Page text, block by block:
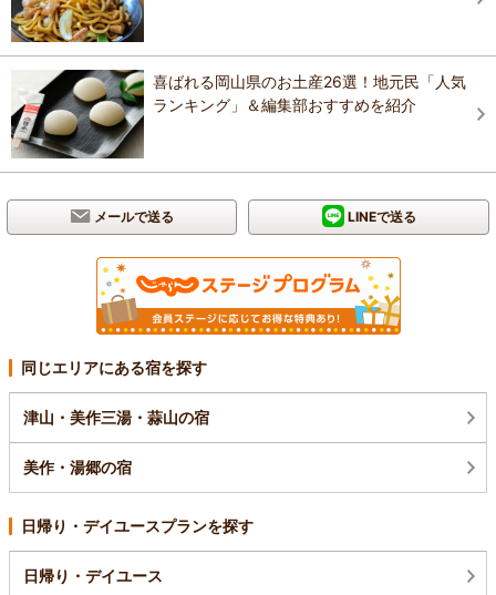
喜ばれる岡山県のお土産26選！地元民「人気
ランキング」＆編集部おすすめを紹介
メールで送る LINEで送る
同じエリアにある宿を探す
津山・美作三湯・蒜山の宿
美作・湯郷の宿
日帰り・デイユースプランを探す
日帰り・デイユース